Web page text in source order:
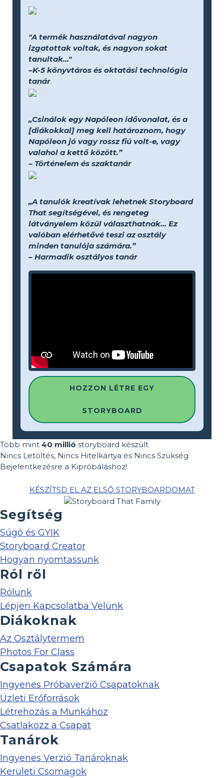
"A termék használatával nagyon
izgatottak voltak, és nagyon sokat
tanultak..."
–K-5 könyvtáros és oktatási technológia
tanár
„Csinálok egy Napóleon idővonalat, és a
[diákokkal] meg kell határoznom, hogy
Napóleon jó vagy rossz fiú volt-e, vagy
valahol a kettő között.”
– Történelem és szaktanár
„A tanulók kreatívak lehetnek Storyboard
That segítségével, és rengeteg
látványelem közül választhatnak... Ez
valóban elérhetővé teszi az osztály
minden tanulója számára.”
– Harmadik osztályos tanár
HOZZON LÉTRE EGY
STORYBOARD
Több mint 40 millió storyboard készült
Nincs Letöltés, Nincs Hitelkártya és Nincs Szükség
Bejelentkezésre a Kipróbáláshoz!
KÉSZÍTSD EL AZ ELSŐ STORYBOARDOMAT
Segítség
Súgó és GYIK
Storyboard Creator
Hogyan nyomtassunk
Ról ről
Rólunk
Lépjen Kapcsolatba Velünk
Diákoknak
Az Osztálytermem
Photos For Class
Csapatok Számára
Ingyenes Próbaverzió Csapatoknak
Üzleti Erőforrások
Létrehozás a Munkához
Csatlakozz a Csapat
Tanárok
Ingyenes Verzió Tanároknak
Kerületi Csomagok